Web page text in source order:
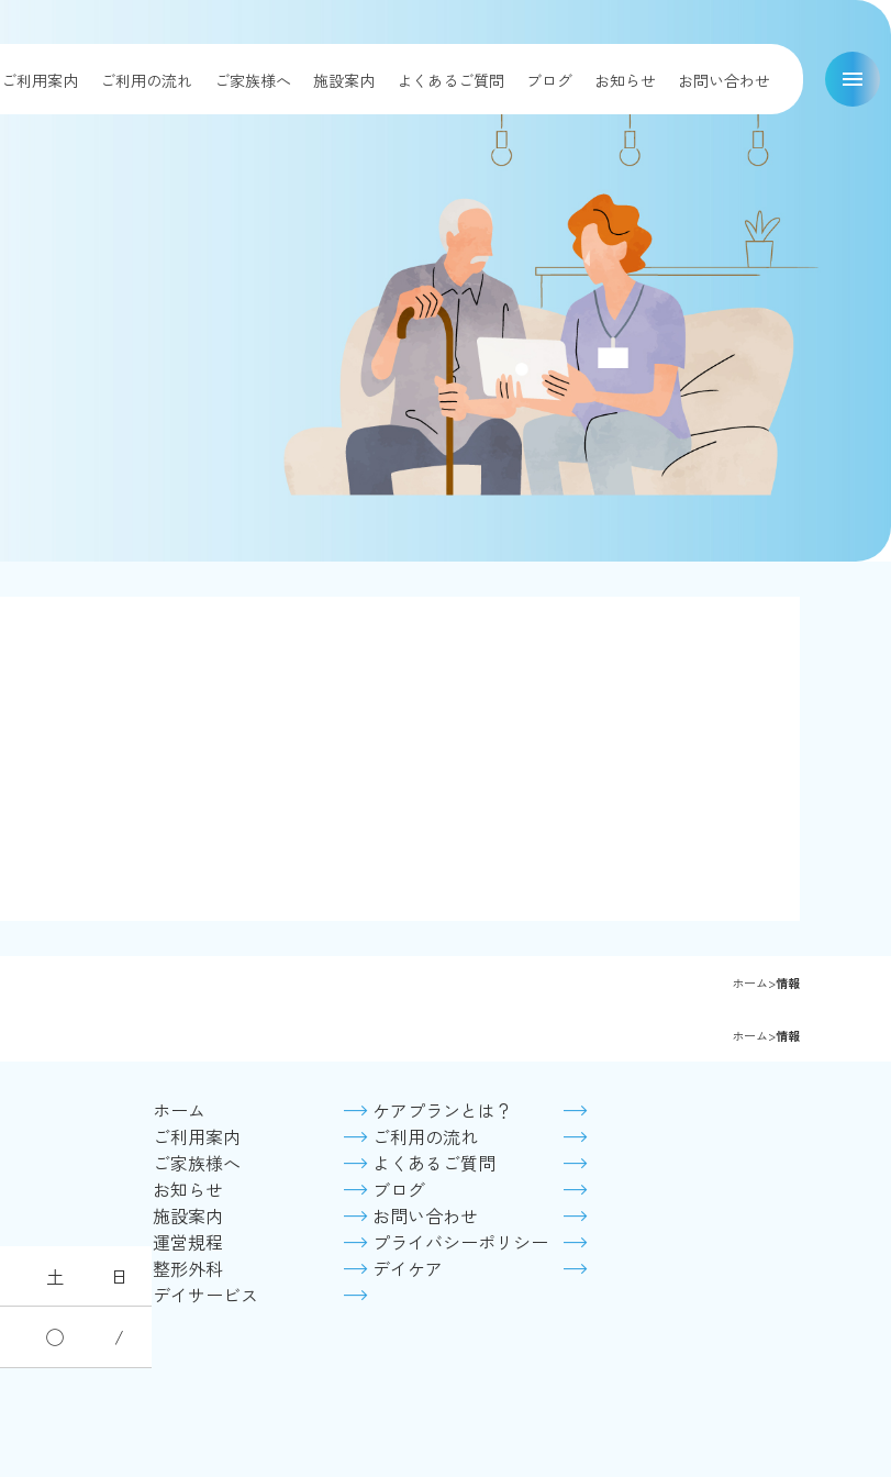
ご利用案内 ご利用の流れ ご家族様へ 施設案内 よくあるご質問 ブログ お知らせ お問い合わせ menu
ホーム>情報
ホーム>情報
土 日
◯ /
ホーム
ケアプランとは？
ご利用案内
ご利用の流れ
ご家族様へ
よくあるご質問
お知らせ
ブログ
施設案内
お問い合わせ
運営規程
プライバシーポリシー
整形外科
デイケア
デイサービス